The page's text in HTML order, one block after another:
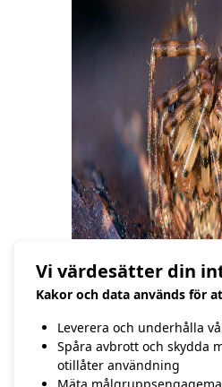
//Hasse Andersson
Vi värdesätter din
Kakor och data används för
Leverera och underhålla
Spåra avbrott och skydda
otillåter användning